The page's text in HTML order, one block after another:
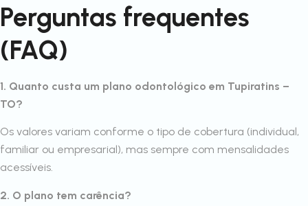
Perguntas frequentes
(FAQ)
1. Quanto custa um plano odontológico em Tupiratins –
TO?
Os valores variam conforme o tipo de cobertura (individual,
familiar ou empresarial), mas sempre com mensalidades
acessíveis.
2. O plano tem carência?